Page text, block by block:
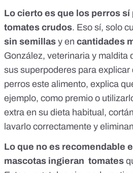
Lo cierto es que los perros
tomates crudos. Eso sí, solo
sin semillas y en cantidades
González, veterinaria y maldita
sus superpoderes para explicar
perros este alimento, explica
ejemplo, como premio o
extra en su dieta habitual,
lavarlo correctamente y
Lo que no es recomendable
mascotas ingieran tomates